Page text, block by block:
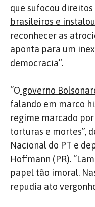
que sufocou
brasileiros e
reconhecer as
aponta para um
democracia”.
“O governo
falando em marco
regime marcado
torturas e mortes”,
Nacional do PT e
Hoffmann (PR).
papel tão imoral.
repudia ato